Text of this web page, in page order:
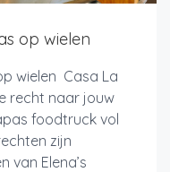
op wielen
wielen Casa La
recht naar jouw
foodtruck vol
zijn
van Elena’s